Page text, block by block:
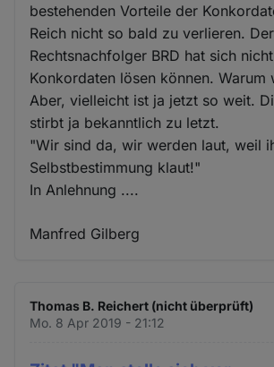
bestehenden Vorteile der
Reich nicht so bald zu verlieren. Der
Rechtsnachfolger BRD hat sich
Konkordaten lösen können. Warum
Aber, vielleicht ist ja jetzt so weit.
stirbt ja bekanntlich zu letzt.
"Wir sind da, wir werden laut, weil
Selbstbestimmung klaut!"
In Anlehnung ....
Manfred Gilberg
Thomas B. Reichert (nicht überprüft)
Mo. 8 Apr 2019 - 21:12